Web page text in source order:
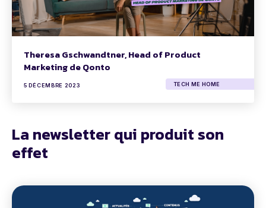
Theresa Gschwandtner, Head of Product
Marketing de Qonto
5 DÉCEMBRE 2023 TECH ME HOME
La newsletter qui produit son
effet